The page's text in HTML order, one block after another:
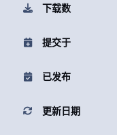
下载数
提交于
已发布
更新日期